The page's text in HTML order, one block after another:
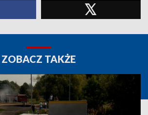
ZOBACZ TAKŻE